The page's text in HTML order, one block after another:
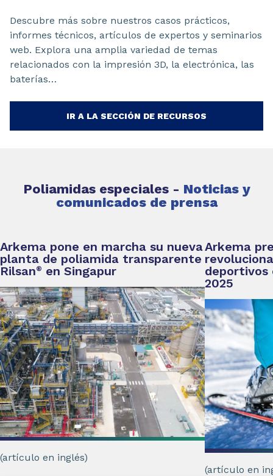
Descubre más sobre nuestros casos prácticos,
informes técnicos, artículos de expertos y seminarios
web. Explora una amplia variedad de temas
relacionados con la impresión 3D, la electrónica, las
baterías…
IR A LA SECCIÓN DE RECURSOS
Poliamidas especiales - Noticias y
comunicados de prensa
Arkema pone en marcha su nueva
planta de poliamida transparente
Rilsan® en Singapur
(artículo en inglés)
Arkema
deportivos
2025
(artículo en